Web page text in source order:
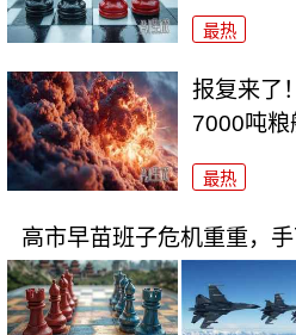
最热
报复来了
7000吨粮
最热
高市早苗班子危机重重，